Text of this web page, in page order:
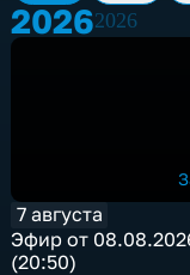
20262026
7 августа
Эфир от
(20:50)